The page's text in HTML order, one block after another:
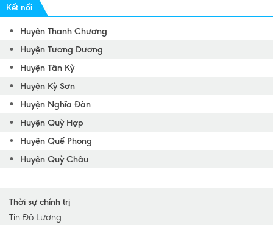
Kết nối
Huyện Thanh Chương
Huyện Tương Dương
Huyện Tân Kỳ
Huyện Kỳ Sơn
Huyện Nghĩa Đàn
Huyện Quỳ Hợp
Huyện Quế Phong
Huyện Quỳ Châu
Huyện Quỳnh Lưu
Huyện Yên Thành
Thời sự chính trị
Tin Đô Lương